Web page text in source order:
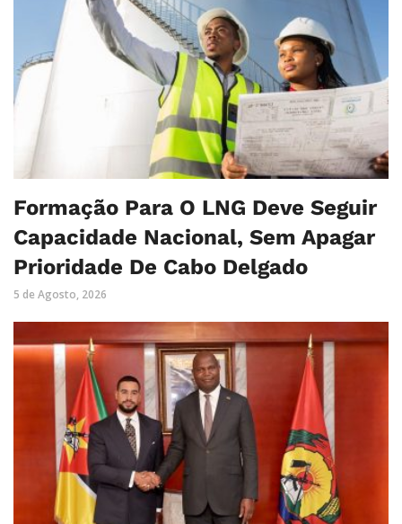
Formação Para O LNG Deve Seguir
Capacidade Nacional, Sem Apagar
Prioridade De Cabo Delgado
5 de Agosto, 2026